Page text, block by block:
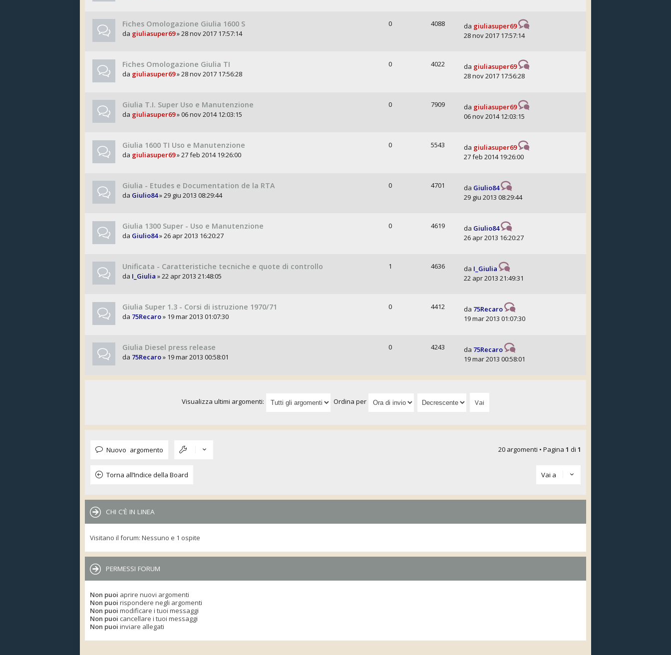
Fiches Omologazione Giulia 1600 S
da giuliasuper69» 28 nov 2017 17:57:14
0 4088 da giuliasuper69
28 nov 2017 17:57:14
Fiches Omologazione Giulia TI
da giuliasuper69» 28 nov 2017 17:56:28
0 4022 da giuliasuper69
28 nov 2017 17:56:28
Giulia T.I. Super Uso e Manutenzione
da giuliasuper69» 06 nov 2014 12:03:15
0 7909 da giuliasuper69
06 nov 2014 12:03:15
Giulia 1600 TI Uso e Manutenzione
da giuliasuper69» 27 feb 2014 19:26:00
0 5543 da giuliasuper69
27 feb 2014 19:26:00
Giulia - Etudes e Documentation de la RTA
da Giulio84» 29 giu 2013 08:29:44
0 4701 da Giulio84
29 giu 2013 08:29:44
Giulia 1300 Super - Uso e Manutenzione
da Giulio84» 26 apr 2013 16:20:27
0 4619 da Giulio84
26 apr 2013 16:20:27
Unificata - Caratteristiche tecniche e quote di controllo
da I_Giulia » 22 apr 2013 21:48:05
1 4636 da I_Giulia
22 apr 2013 21:49:31
Giulia Super 1.3 - Corsi di istruzione 1970/71
da 75Recaro» 19 mar 2013 01:07:30
0 4412 da 75Recaro
19 mar 2013 01:07:30
Giulia Diesel press release
da 75Recaro» 19 mar 2013 00:58:01
0 4243 da 75Recaro
19 mar 2013 00:58:01
Visualizza ultimi argomenti: Ordina per
Nuovo argomento 20 argomenti • Pagina 1 di 1
Torna all’Indice della Board Vai a
CHI C’È IN LINEA
Visitano il forum: Nessuno e 1 ospite
PERMESSI FORUM
Non puoi aprire nuovi argomenti
Non puoi rispondere negli argomenti
Non puoi modificare i tuoi messaggi
Non puoi cancellare i tuoi messaggi
Non puoi inviare allegati